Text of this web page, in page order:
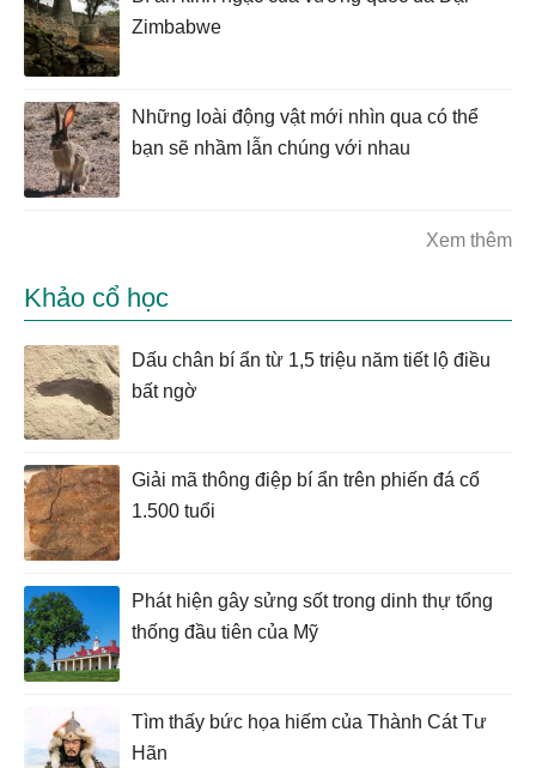
Zimbabwe
Những loài động vật mới nhìn qua có thể
bạn sẽ nhầm lẫn chúng với nhau
Xem thêm
Khảo cổ học
Dấu chân bí ẩn từ 1,5 triệu năm tiết lộ điều
bất ngờ
Giải mã thông điệp bí ẩn trên phiến đá cổ
1.500 tuổi
Phát hiện gây sửng sốt trong dinh thự tổng
thống đầu tiên của Mỹ
Tìm thấy bức họa hiếm của Thành Cát Tư
Hãn